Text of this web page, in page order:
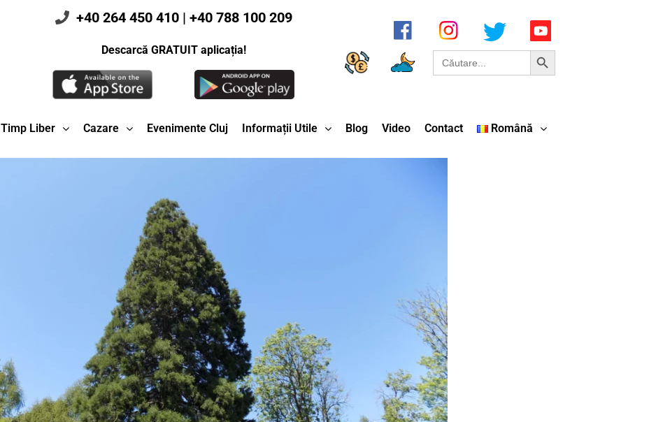
+40 264 450 410 | +40 788 100 209
Descarcă GRATUIT aplicația! Search
for:
Search Button
Timp Liber Cazare Evenimente Cluj Informații Utile Blog Video Contact Română